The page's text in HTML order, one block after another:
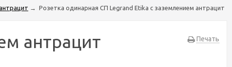
→ Розетка одинарная СП Legrand Etika с заземлением антрацит
Печать
антрацит